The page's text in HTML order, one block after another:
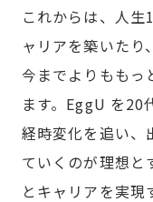
これからは、人
ャリアを築いたり
今までよりももっ
ます。EggU を20
経時変化を追い、
ていくのが理想と
とキャリアを実